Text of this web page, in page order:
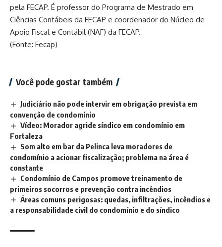
pela FECAP. É professor do Programa de Mestrado em
Ciências Contábeis da FECAP e coordenador do Núcleo de
Apoio Fiscal e Contábil (NAF) da FECAP.
(Fonte: Fecap)
Você pode gostar também
Judiciário não pode intervir em obrigação prevista em
convenção de condomínio
Vídeo: Morador agride síndico em condomínio em
Fortaleza
Som alto em bar da Pelinca leva moradores de
condomínio a acionar fiscalização; problema na área é
constante
Condomínio de Campos promove treinamento de
primeiros socorros e prevenção contra incêndios
Áreas comuns perigosas: quedas, infiltrações, incêndios e
a responsabilidade civil do condomínio e do síndico